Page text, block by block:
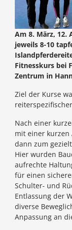
Am 8. März, 12.
jeweils 8-10
Fitnesskurs bei
Zentrum in
Ziel der Kurse
Nach einer
mit einer kurzen
dann zum
Hier wurden
aufrechte
für einen
Schulter- und
Entlassung der
diverse
Anpassung an